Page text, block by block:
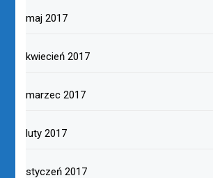
maj 2017
kwiecień 2017
marzec 2017
luty 2017
styczeń 2017